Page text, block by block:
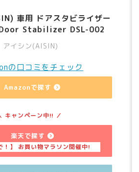
車用 ドアスタビライザー
Door Stabilizer DSL-002
アイシン(AISIN)
の口コミをチェック
Amazonで探す
楽天で探す